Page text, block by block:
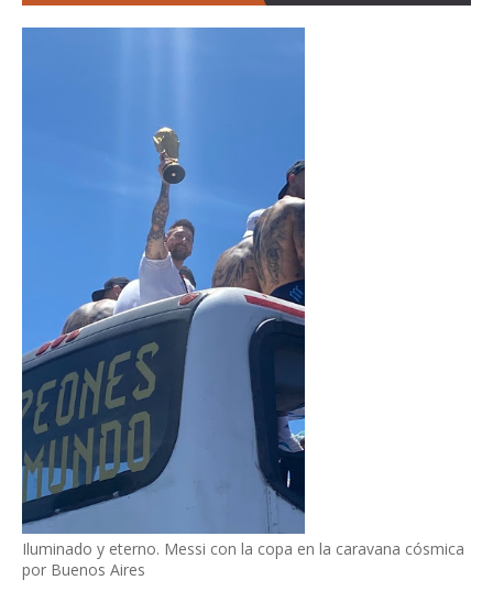
Iluminado y eterno. Messi con la copa en la caravana cósmica
por Buenos Aires